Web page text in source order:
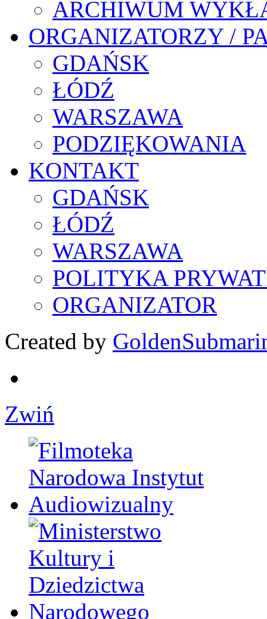
ARCHIWUM
ORGANIZATORZY /
GDAŃSK
ŁÓDŹ
WARSZAWA
PODZIĘKOWANIA
KONTAKT
GDAŃSK
ŁÓDŹ
WARSZAWA
POLITYKA
ORGANIZATOR
Created by
Zwiń